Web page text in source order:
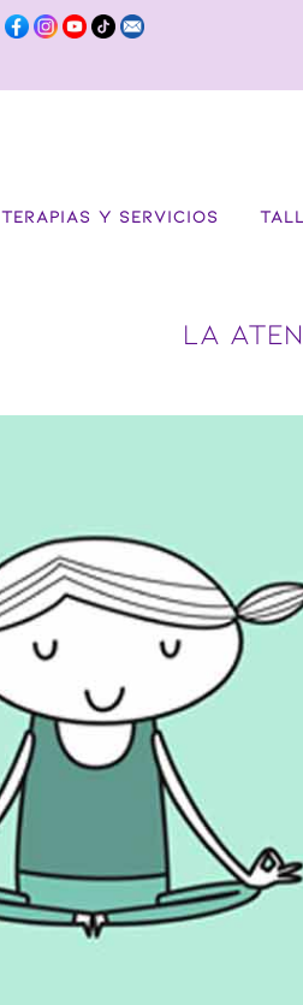
TERAPIAS Y SERVICIOS
LA